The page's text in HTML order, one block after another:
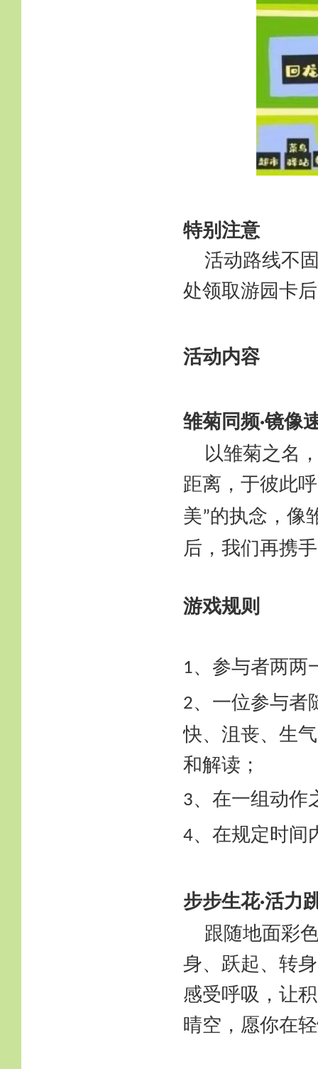
特别注意
活动路线不
处领取游园卡
活动内容
雏菊同频·镜像
以雏菊之名
距离，于彼此
美”的执念，像
后，我们再携
游戏规则
1、参与者两两
2、一位参与者
快、沮丧、生
和解读；
3、在一组动作
4、在规定时间
步步生花·活力
跟随地面彩
身、跃起、转
感受呼吸，让
晴空，愿你在